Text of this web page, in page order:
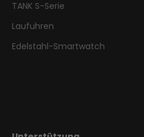
TANK S-Serie
Laufuhren
Edelstahl-Smartwatch